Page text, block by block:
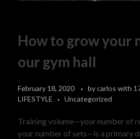
How to grow your
our gym hall
February 18, 2020 bycarlos with
LIFESTYLE
Uncategorized
Training volume—your number of
your number of sets—is a primary